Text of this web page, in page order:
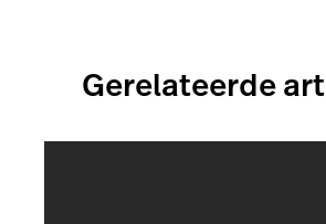
Gerelateerde